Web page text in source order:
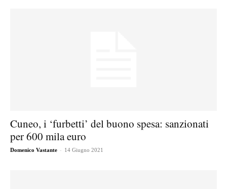
Cuneo, i ‘furbetti’ del buono spesa: sanzionati
per 600 mila euro
Domenico Vastante - 14 Giugno 2021